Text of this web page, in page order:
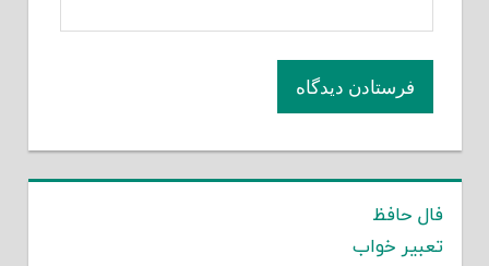
فال حافظ
تعبیر خواب